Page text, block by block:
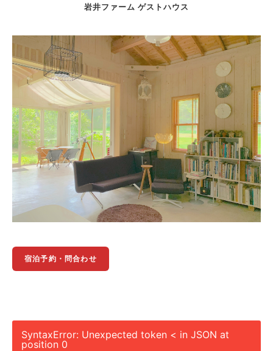
岩井ファーム ゲストハウス
宿泊予約・問合わせ
SyntaxError: Unexpected token < in JSON at
position 0